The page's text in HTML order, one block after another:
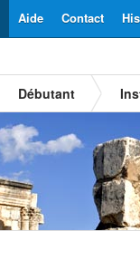
Contact
Aide
Débutant